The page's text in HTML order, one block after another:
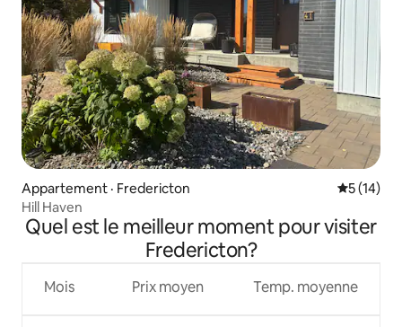
Appartement · Fredericton Note
5 (14)
Hill Haven
Quel est le meilleur moment pour visiter
Fredericton?
Mois Prix moyen Temp. moyenne